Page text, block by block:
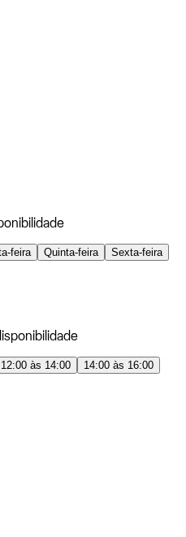
feira Quinta-feira
Sexta-feira
12:00 às 14:00
14:00 às 16:00